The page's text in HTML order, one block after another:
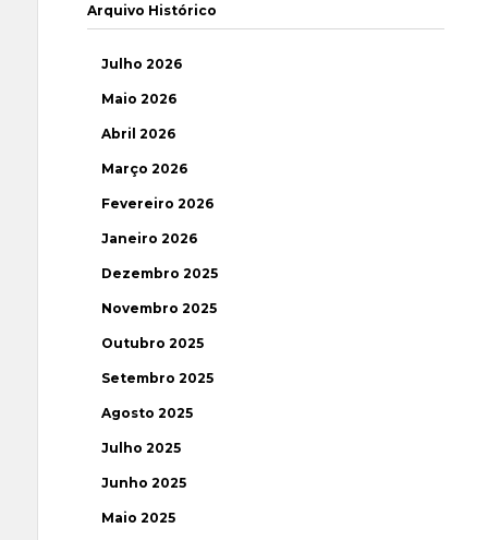
Arquivo Histórico
Julho 2026
Maio 2026
Abril 2026
Março 2026
Fevereiro 2026
Janeiro 2026
Dezembro 2025
Novembro 2025
Outubro 2025
Setembro 2025
Agosto 2025
Julho 2025
Junho 2025
Maio 2025